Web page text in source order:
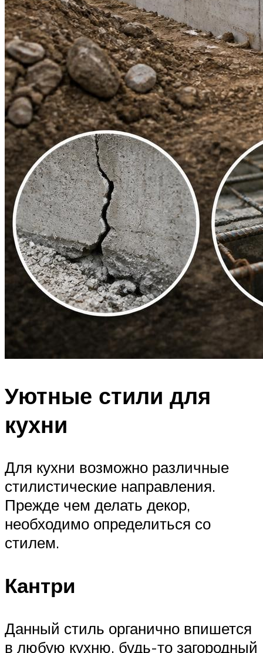
Уютные стили для
кухни
Для кухни возможно различные
стилистические направления.
Прежде чем делать декор,
необходимо определиться со
стилем.
Кантри
Данный стиль органично впишется
в любую кухню, будь-то загородный